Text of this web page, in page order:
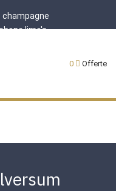
champagne
limo's
0 Offerte